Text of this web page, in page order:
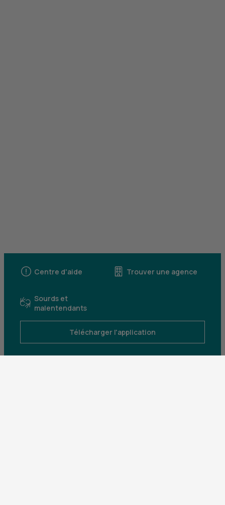
Centre d'aide Trouver une agence
Sourds et
malentendants
Télécharger l'application